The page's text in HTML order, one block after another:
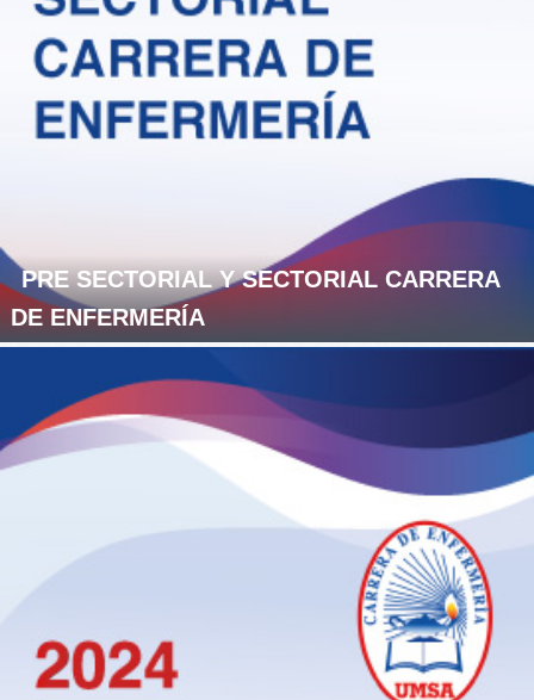
PRE SECTORIAL Y SECTORIAL CARRERA
DE ENFERMERÍA